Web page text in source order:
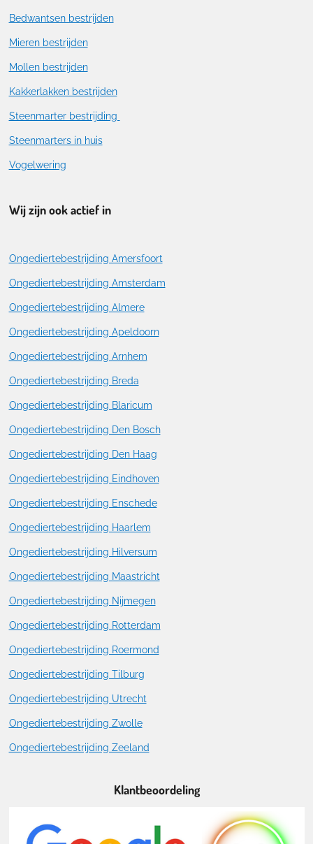
Bedwantsen bestrijden
Mieren bestrijden
Mollen bestrijden
Kakkerlakken bestrijden
Steenmarter bestrijding
Steenmarters in huis
Vogelwering
Wij zijn ook actief in
Ongediertebestrijding Amersfoort
Ongediertebestrijding Amsterdam
Ongediertebestrijding Almere
Ongediertebestrijding Apeldoorn
Ongediertebestrijding Arnhem
Ongediertebestrijding Breda
Ongediertebestrijding Blaricum
Ongediertebestrijding Den Bosch
Ongediertebestrijding Den Haag
Ongediertebestrijding Eindhoven
Ongediertebestrijding Enschede
Ongediertebestrijding Haarlem
Ongediertebestrijding Hilversum
Ongediertebestrijding Maastricht
Ongediertebestrijding Nijmegen
Ongediertebestrijding Rotterdam
Ongediertebestrijding Roermond
Ongediertebestrijding Tilburg
Ongediertebestrijding Utrecht
Ongediertebestrijding Zwolle
Ongediertebestrijding Zeeland
Klantbeoordeling